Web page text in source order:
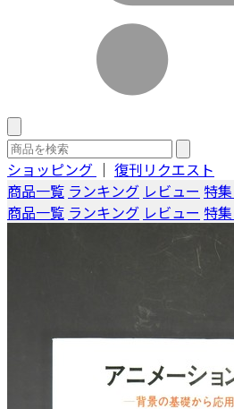
ショッピング ｜ 復刊リクエスト
商品一覧 ランキング レビュー 特
商品一覧 ランキング レビュー 特